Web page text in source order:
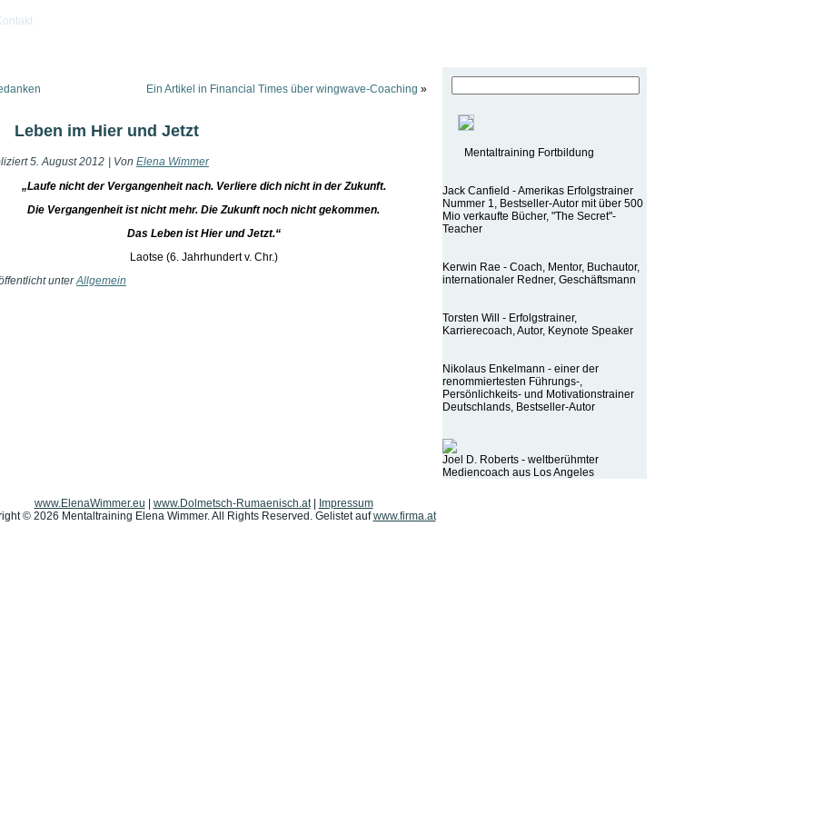
Ein Artikel in Financial Times über wingwave-Coaching »
Leben im Hier und Jetzt
5. August 2012 Von Elena Wimmer
„Laufe nicht der Vergangenheit nach. Verliere dich nicht in der Zukunft.
Die Vergangenheit ist nicht mehr. Die Zukunft noch nicht gekommen.
Das Leben ist Hier und Jetzt.“
Laotse (6. Jahrhundert v. Chr.)
unter Allgemein
Mentaltraining Fortbildung
Jack Canfield - Amerikas Erfolgstrainer
Nummer 1, Bestseller-Autor mit über 500
Mio verkaufte Bücher, "The Secret"-
Teacher
Kerwin Rae - Coach, Mentor, Buchautor,
internationaler Redner, Geschäftsmann
Torsten Will - Erfolgstrainer,
Karrierecoach, Autor, Keynote Speaker
Nikolaus Enkelmann - einer der
renommiertesten Führungs-,
Persönlichkeits- und Motivationstrainer
Deutschlands, Bestseller-Autor
Joel D. Roberts - weltberühmter
Mediencoach aus Los Angeles
www.ElenaWimmer.eu www.Dolmetsch-Rumaenisch.at|
Impressum
© 2026 Mentaltraining Elena Wimmer. All Rights Reserved. Gelistet aufwww.firma.at